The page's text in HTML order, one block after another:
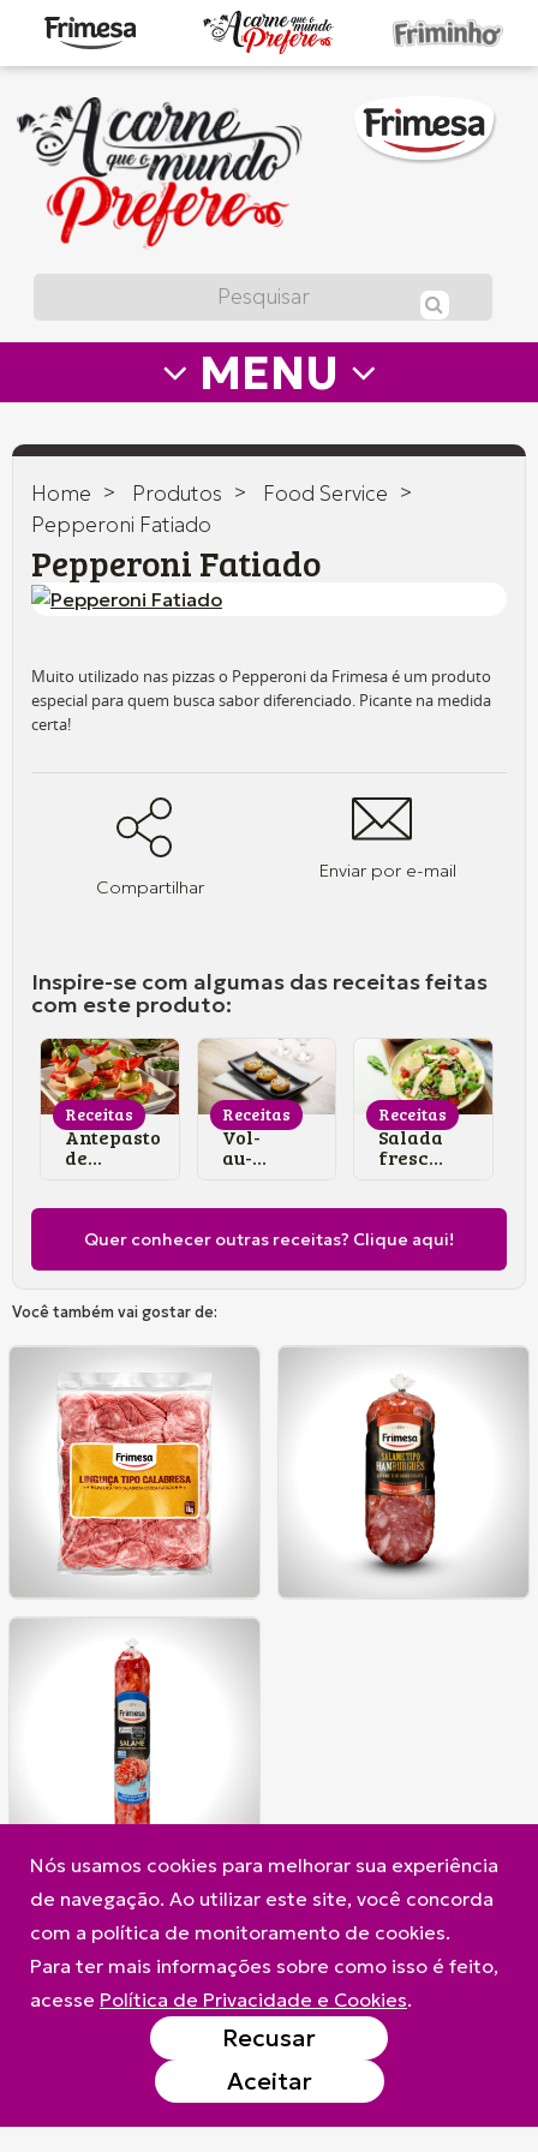
A
carne
que
prefere
—
Frimesa
MENU
Home > Produtos > Food Service >
Pepperoni Fatiado
Pepperoni Fatiado
Muito utilizado nas pizzas o Pepperoni da Frimesa é um produto
especial para quem busca sabor diferenciado. Picante na medida
certa!
Compartilhar
Enviar por e-mail
Inspire-se com algumas das receitas feitas
com este produto:
Receitas
Antepasto
de
Receitas
Vol-
au-
Hambu...
Receitas
Salada
fresca
Quer conhecer outras receitas? Clique aqui!
Você também vai gostar de:
Nós usamos cookies para melhorar sua experiência
de navegação. Ao utilizar este site, você concorda
com a política de monitoramento de cookies.
Para ter mais informações sobre como isso é feito,
acesse Política de Privacidade e Cookies.
Recusar
Aceitar
Produtos
Contato
Política de Privacidade e Cookies